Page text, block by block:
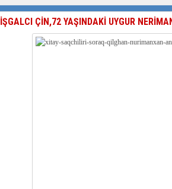
ÇİN’İN ANKARA
İŞGALCI ÇİN,72 YAŞINDAKİ UYGUR